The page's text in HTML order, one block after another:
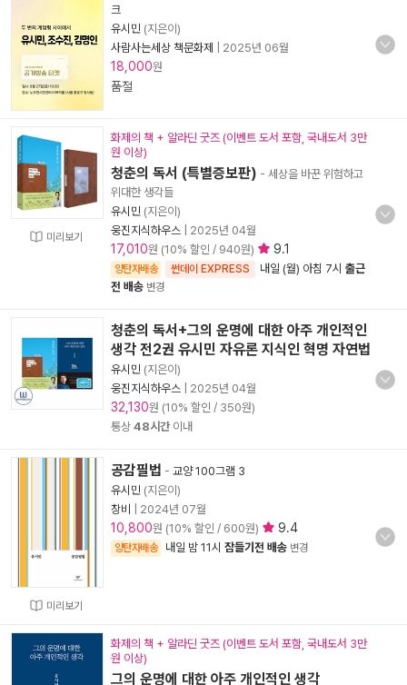
크
유시민 (지은이)
사람사는세상 책문화제
2025년 06월
18,000원
품절
미리보기
화제의 책 + 알라딘 굿즈 (이벤트 도서 포함, 국내도서 3만
원 이상)
청춘의 독서 (특별증보판) - 세상을 바꾼 위험하고
위대한 생각들
유시민 (지은이)
웅진지식하우스
2025년 04월
17,010원 (10% 할인 / 940원) 9.1
양탄자배송 썬데이 EXPRESS 내일 (월) 아침 7시 출근
전 배송 변경
청춘의 독서+그의 운명에 대한 아주 개인적인
생각 전2권 유시민 자유론 지식인 혁명 자연법
유시민 (지은이)
웅진지식하우스
2025년 04월
32,130원 (10% 할인 / 350원)
통상 48시간이내
미리보기
공감필법 - 교양 100그램 3
유시민 (지은이)
창비
2024년 07월
10,800원 (10% 할인 / 600원) 9.4
양탄자배송 내일 밤 11시 잠들기전 배송 변경
화제의 책 + 알라딘 굿즈 (이벤트 도서 포함, 국내도서 3만
원 이상)
그의 운명에 대한 아주 개인적인 생각